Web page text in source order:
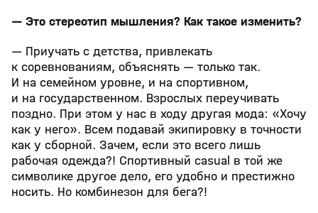
— Это стереотип мышления? Как такое изменить?
— Приучать с детства, привлекать
к соревнованиям, объяснять — только так.
И на семейном уровне, и на спортивном,
и на государственном. Взрослых переучивать
поздно. При этом у нас в ходу другая мода: «Хочу
как у него». Всем подавай экипировку в точности
как у сборной. Зачем, если это всего лишь
рабочая одежда?! Спортивный casual в той же
символике другое дело, его удобно и престижно
носить. Но комбинезон для бега?!